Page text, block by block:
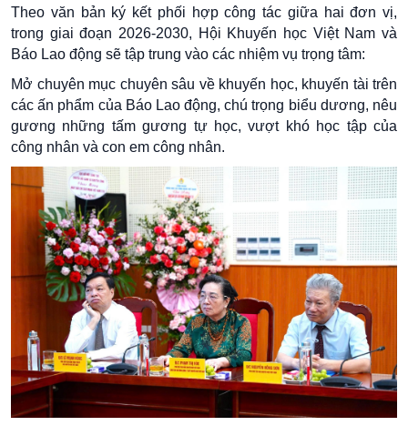
Theo văn bản ký kết phối hợp công tác giữa hai đơn vị,
trong giai đoạn 2026-2030, Hội Khuyến học Việt Nam và
Báo Lao động sẽ tập trung vào các nhiệm vụ trọng tâm:
Mở chuyên mục chuyên sâu về khuyến học, khuyến tài trên
các ấn phẩm của Báo Lao động, chú trọng biểu dương, nêu
gương những tấm gương tự học, vượt khó học tập của
công nhân và con em công nhân.